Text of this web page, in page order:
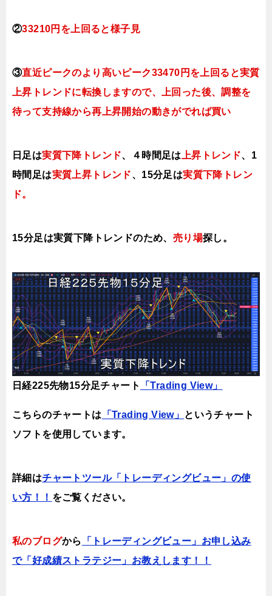
②33210円を上回ると様子見
③直近ピークのより高いピーク33470円を上回ると実質
上昇トレンドに転換 しますので、上回った後、調整を
待って支持線から再上昇開始の動きがでれば買い
日足は実質下降トレンド、４時間足は 上昇トレンド、1
時間足は実質上昇トレンド、 15分足は実質下降トレン
ド。
15分足は実質下降トレンドのため、 売り場探し。
日経225先物15分足チャート 「Trading View」
こちらのチャートは 「Trading View」 というチャート
ソフトを使用しています。
詳細はチャートツール「トレーディングビュー」の使
い方！！ をご覧ください。
私のブログから
「トレーディングビュー」お申し込み
で「好成績ストラテジー」お教えします！！